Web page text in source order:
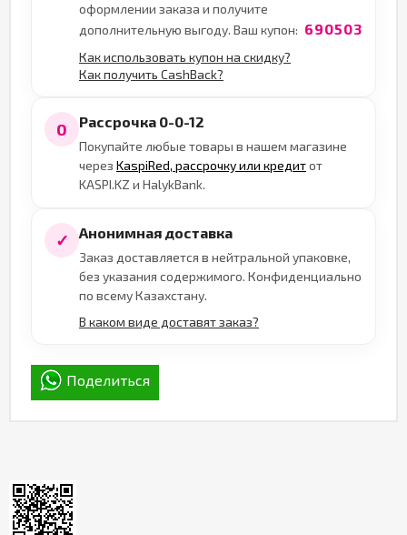
оформлении заказа и получите
дополнительную выгоду. Ваш купон: 690503
Как использовать купон на скидку?
Как получить CashBack?
0 Рассрочка 0-0-12
Покупайте любые товары в нашем магазине
через KaspiRed, рассрочку или кредитот
KASPI.KZ и HalykBank.
✓ Анонимная доставка
Заказ доставляется в нейтральной упаковке,
без указания содержимого. Конфиденциально
по всему Казахстану.
В каком виде доставят заказ?
Поделиться